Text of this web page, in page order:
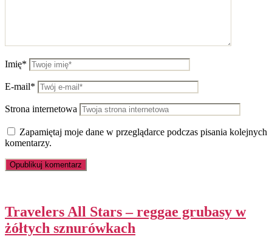
Imię*
E-mail*
Strona internetowa
Zapamiętaj moje dane w przeglądarce podczas pisania kolejnych
komentarzy.
Travelers All Stars – reggae grubasy w
żółtych sznurówkach